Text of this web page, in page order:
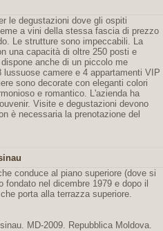
le degustazioni dove gli ospiti
a vini della stessa fascia di prezzo
Le strutture sono impeccabili. La
una capacità di oltre 250 posti e
anche di un piccolo me
camere e 4 appartamenti VIP
sono decorate con eleganti colori
e romantico. L'azienda ha
Visite e degustazioni devono
è necessaria la prenotazione del
conduce al piano superiore (dove si
nel dicembre 1979 e dopo il
porta alla terrazza superiore.
MD-2009. Repubblica Moldova.